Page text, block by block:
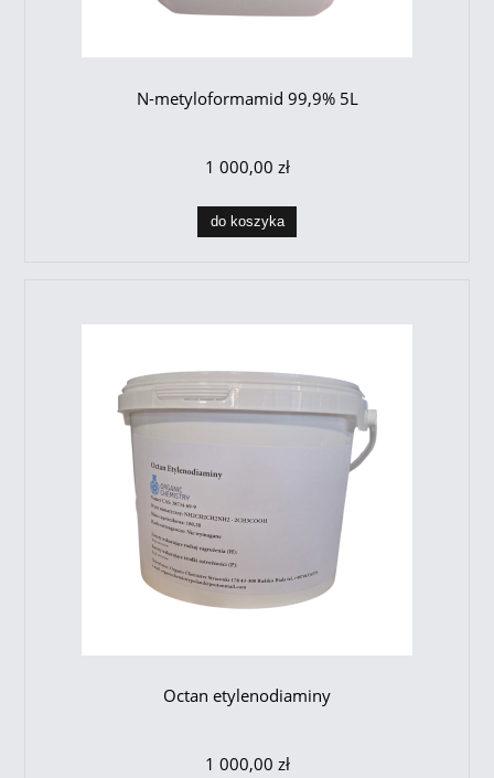
N-metyloformamid 99,9% 5L
1 000,00 zł
do koszyka
Octan etylenodiaminy
1 000,00 zł